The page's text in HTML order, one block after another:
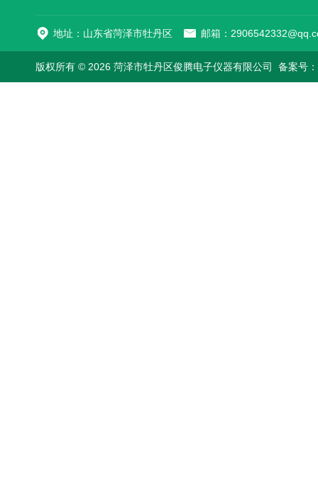
地址：山东省菏泽市牡丹区 邮箱：
版权所有 © 2026 菏泽市牡丹区俊腾电子仪器有限公司 备案号